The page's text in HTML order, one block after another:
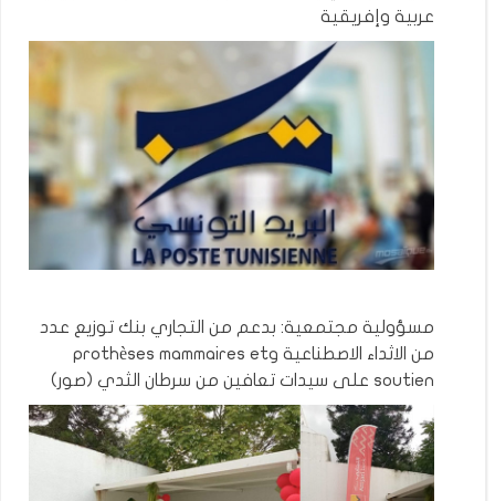
عربية وإفريقية
مسؤولية مجتمعية: بدعم من التجاري بنك توزيع عدد
من الاثداء الاصطناعية وprothèses mammaires et
soutien على سيدات تعافين من سرطان الثدي (صور)